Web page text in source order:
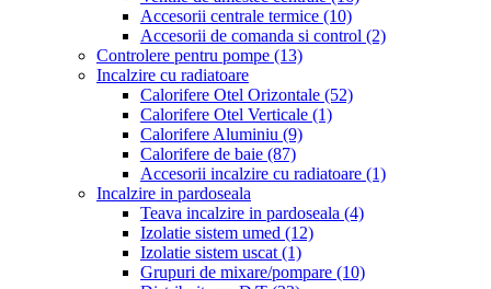
Accesorii centrale termice (10)
Accesorii de comanda si control (2)
Controlere pentru pompe (13)
Incalzire cu radiatoare
Calorifere Otel Orizontale (52)
Calorifere Otel Verticale (1)
Calorifere Aluminiu (9)
Calorifere de baie (87)
Accesorii incalzire cu radiatoare (1)
Incalzire in pardoseala
Teava incalzire in pardoseala (4)
Izolatie sistem umed (12)
Izolatie sistem uscat (1)
Grupuri de mixare/pompare (10)